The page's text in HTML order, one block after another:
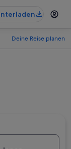
Deine Reise planen